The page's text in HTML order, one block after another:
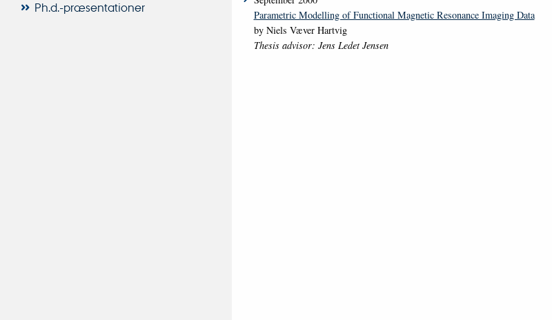
Ph.d.-præsentationer
Parametric Modelling of Functional Magnetic Resonance Imaging Data
by Niels Væver Hartvig
Thesis advisor: Jens Ledet Jensen